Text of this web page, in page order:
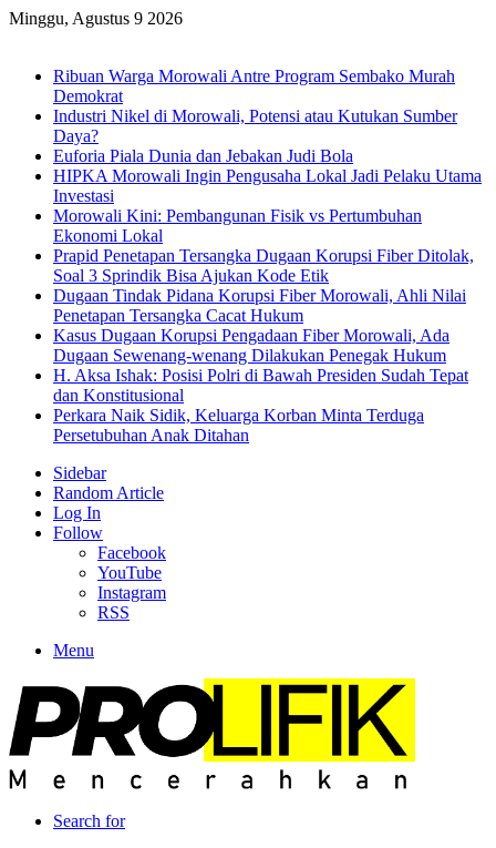
Minggu, Agustus 9 2026
Ribuan Warga Morowali Antre Program Sembako Murah
Demokrat
Industri Nikel di Morowali, Potensi atau Kutukan Sumber
Daya?
Euforia Piala Dunia dan Jebakan Judi Bola
HIPKA Morowali Ingin Pengusaha Lokal Jadi Pelaku Utama
Investasi
Morowali Kini: Pembangunan Fisik vs Pertumbuhan
Ekonomi Lokal
Prapid Penetapan Tersangka Dugaan Korupsi Fiber Ditolak,
Soal 3 Sprindik Bisa Ajukan Kode Etik
Dugaan Tindak Pidana Korupsi Fiber Morowali, Ahli Nilai
Penetapan Tersangka Cacat Hukum
Kasus Dugaan Korupsi Pengadaan Fiber Morowali, Ada
Dugaan Sewenang-wenang Dilakukan Penegak Hukum
H. Aksa Ishak: Posisi Polri di Bawah Presiden Sudah Tepat
dan Konstitusional
Perkara Naik Sidik, Keluarga Korban Minta Terduga
Persetubuhan Anak Ditahan
Sidebar
Random Article
Log In
Follow
Facebook
YouTube
Instagram
RSS
Menu
Search for